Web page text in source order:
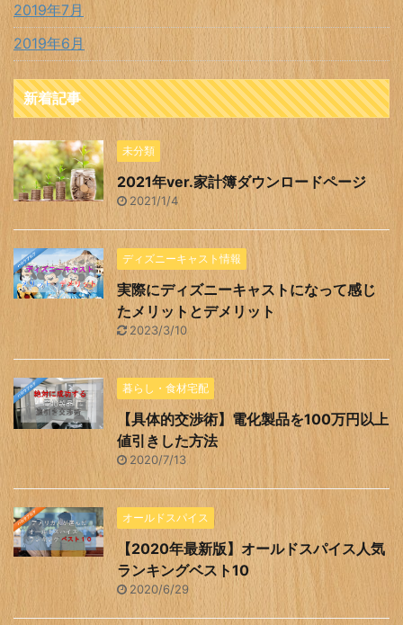
2019年7月
2019年6月
新着記事
未分類
2021年ver.家計簿ダウンロードページ
2021/1/4
ディズニーキャスト情報
実際にディズニーキャストになって感じ
たメリットとデメリット
2023/3/10
暮らし・食材宅配
【具体的交渉術】電化製品を100万円以上
値引きした方法
2020/7/13
オールドスパイス
【2020年最新版】オールドスパイス人気
ランキングベスト10
2020/6/29